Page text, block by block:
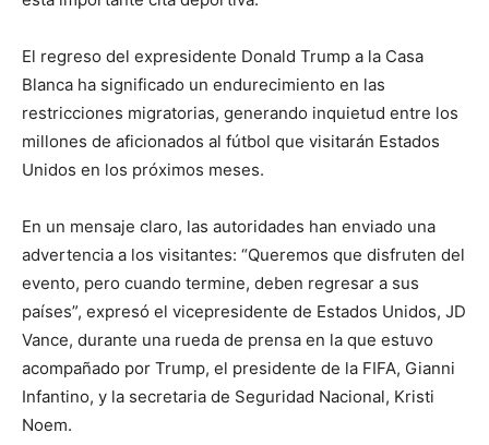
El regreso del expresidente Donald Trump a la Casa
Blanca ha significado un endurecimiento en las
restricciones migratorias, generando inquietud entre los
millones de aficionados al fútbol que visitarán Estados
Unidos en los próximos meses.
En un mensaje claro, las autoridades han enviado una
advertencia a los visitantes: “Queremos que disfruten del
evento, pero cuando termine, deben regresar a sus
países”, expresó el vicepresidente de Estados Unidos, JD
Vance, durante una rueda de prensa en la que estuvo
acompañado por Trump, el presidente de la FIFA, Gianni
Infantino, y la secretaria de Seguridad Nacional, Kristi
Noem.